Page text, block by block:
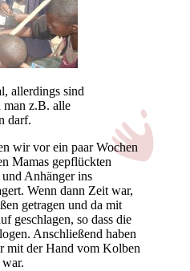
allerdings sind
man z.B. alle
darf.
wir vor ein paar Wochen
Mamas gepflückten
Anhänger ins
Wenn dann Zeit war,
getragen und da mit
geschlagen, so dass die
Anschließend haben
mit der Hand vom Kolben